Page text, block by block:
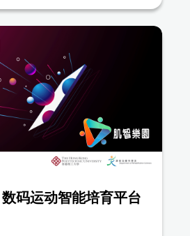
码运动智能培育平台